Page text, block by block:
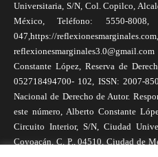
Universitaria, S/N, Col. Copilco,
México, Teléfono: 5550-
047,https://reflexionesmarginales.com,
Constante López, Reserva de
052718494700- 102, ISSN: 2007-
Nacional de Derecho de Autor.
este número, Alberto Constante
Circuito Interior, S/N, Ciudad
Coyoacán, C. P., 04510, Ciudad de